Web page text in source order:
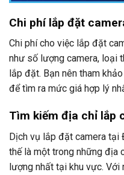
Chi phí lắp đặt
Chi phí cho việc lắp đặt
như số lượng camera, loại
lắp đặt. Bạn nên tham
để tìm ra mức giá hợp lý
Tìm kiếm địa chỉ lắp
Dịch vụ lắp đặt camera tại
thế là một trong những địa
lượng nhất tại khu vực. Với